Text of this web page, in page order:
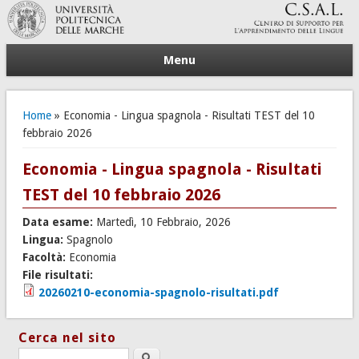
Menu
Tu sei qui
Home» Economia - Lingua spagnola - Risultati TEST del 10
febbraio 2026
Economia - Lingua spagnola - Risultati
TEST del 10 febbraio 2026
Data esame: Martedì, 10 Febbraio, 2026
Lingua: Spagnolo
Facoltà: Economia
File risultati:
20260210-economia-spagnolo-risultati.pdf
Cerca nel sito
Search this site